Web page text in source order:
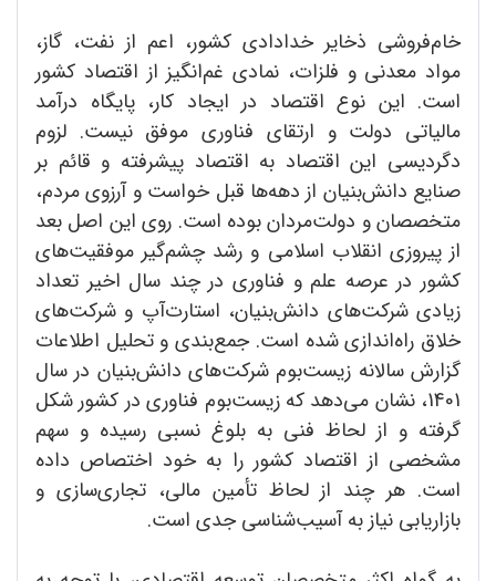
خام‌فروشی ذخایر خدادادی کشور، اعم از نفت، گاز،
مواد معدنی و فلزات، نمادی غم‌انگیز از اقتصاد کشور
است. این نوع اقتصاد در ایجاد کار، پایگاه درآمد
مالیاتی دولت و ارتقای فناوری موفق نیست. لزوم
دگردیسی این اقتصاد به اقتصاد پیشرفته و قائم بر
صنایع دانش‌بنیان از دهه‌ها قبل خواست و آرزوی مردم،
متخصصان و دولت‌مردان بوده است. روی این اصل بعد
از پیروزی انقلاب اسلامی و رشد چشم‌گیر موفقیت‌های
کشور در عرصه علم و فناوری در چند سال اخیر تعداد
زیادی شرکت‌های دانش‌بنیان، استارت‌آپ و شرکت‌های
خلاق راه‌اندازی شده است. جمع‌بندی و تحلیل اطلاعات
گزارش سالانه زیست‌بوم شرکت‌های دانش‌بنیان در سال
1401، نشان می‌دهد که زیست‌بوم فناوری در کشور شکل
گرفته و از لحاظ فنی به بلوغ نسبی رسیده و سهم
مشخصی از اقتصاد کشور را به خود اختصاص داده
است. هر چند از لحاظ تأمین مالی، تجاری‌سازی و
بازاریابی نیاز به آسیب‌شناسی جدی است.